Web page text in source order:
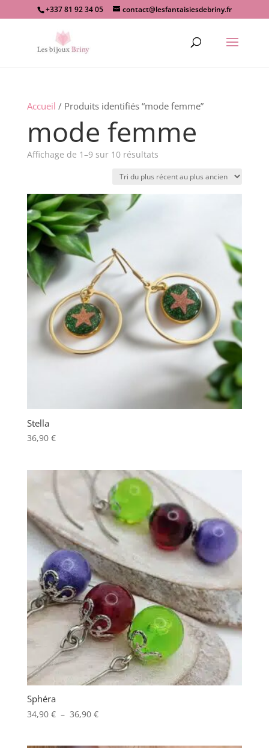
+337 81 92 34 05 contact@lesfantaisiesdebriny.fr
Accueil / Produits identifiés “mode femme”
mode femme
Affichage de 1–9 sur 10 résultatsTrié
plus
Stella
36,90 €
Sphéra
34,90 € – 36,90 €Plage